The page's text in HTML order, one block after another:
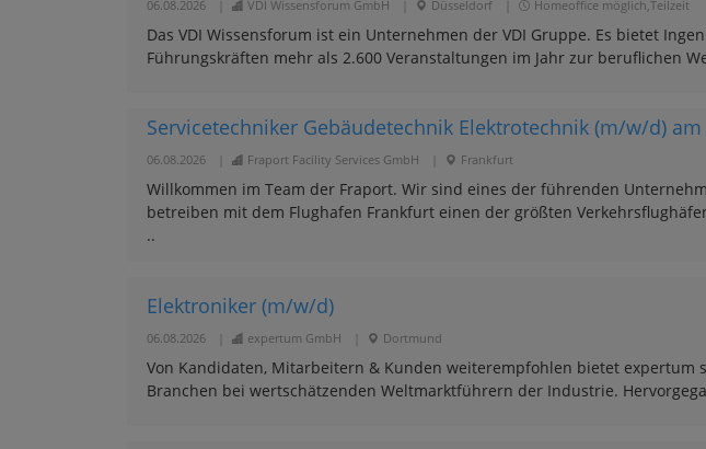
06.08.2026 VDI Wissensforum GmbH Düsseldorf Homeoffice möglich,Teilzeit
Das VDI Wissensforum ist ein Unternehmen der VDI Gruppe. Es bietet
Führungskräften mehr als 2.600 Veranstaltungen im Jahr zur beruflichen
Servicetechniker Gebäudetechnik Elektrotechnik (m/w/d) am
06.08.2026 Fraport Facility Services GmbH Frankfurt
Willkommen im Team der Fraport. Wir sind eines der führenden
betreiben mit dem Flughafen Frankfurt einen der größten
..
Elektroniker (m/w/d)
06.08.2026 expertum GmbH Dortmund
Von Kandidaten, Mitarbeitern & Kunden weiterempfohlen bietet expertum
Branchen bei wertschätzenden Weltmarktführern der Industrie.